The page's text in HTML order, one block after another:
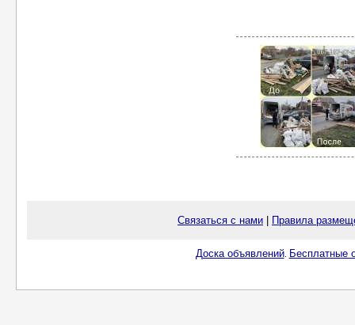
Связаться с нами Правила
Доска объявлений. Бесплатные